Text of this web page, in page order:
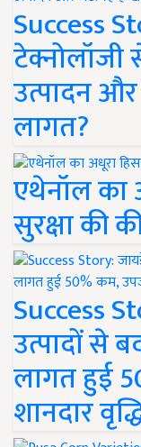
Success
उत्पादन
लागत?
एथेनॉल का
सुरक्षा की
Success
उत्पादों से
लागत हुई
शानदार